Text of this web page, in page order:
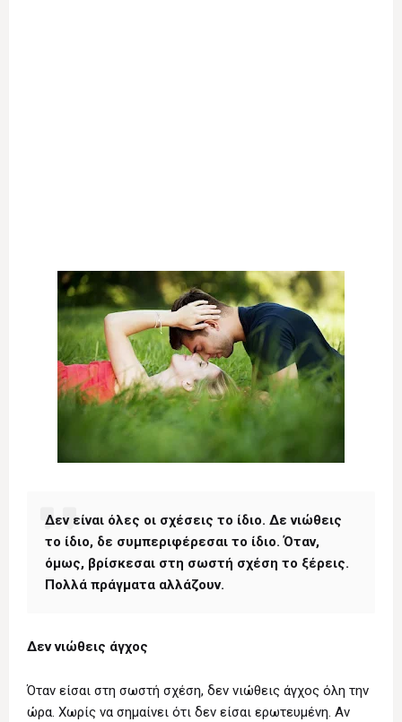
Δεν είναι όλες οι σχέσεις το ίδιο. Δε νιώθεις
το ίδιο, δε συμπεριφέρεσαι το ίδιο. Όταν,
όμως, βρίσκεσαι στη σωστή σχέση το ξέρεις.
Πολλά πράγματα αλλάζουν.
Δεν νιώθεις άγχος
Όταν είσαι στη σωστή σχέση, δεν νιώθεις άγχος όλη την
ώρα. Χωρίς να σημαίνει ότι δεν είσαι ερωτευμένη. Αν